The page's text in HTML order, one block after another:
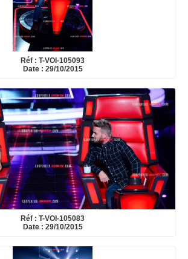
Réf : T-VOI-105093
Date : 29/10/2015
Réf : T-VOI-105083
Date : 29/10/2015